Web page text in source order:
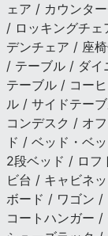
ェア / カウンタ
/ ロッキングチ
デンチェア / 座
/ テーブル / ダイ
テーブル / コー
ル / サイドテー
コンデスク / オ
ド / ベッド・ベ
2段ベッド / ロフ
ビ台 / キャビネ
ボード / ワゴン /
コートハンガー